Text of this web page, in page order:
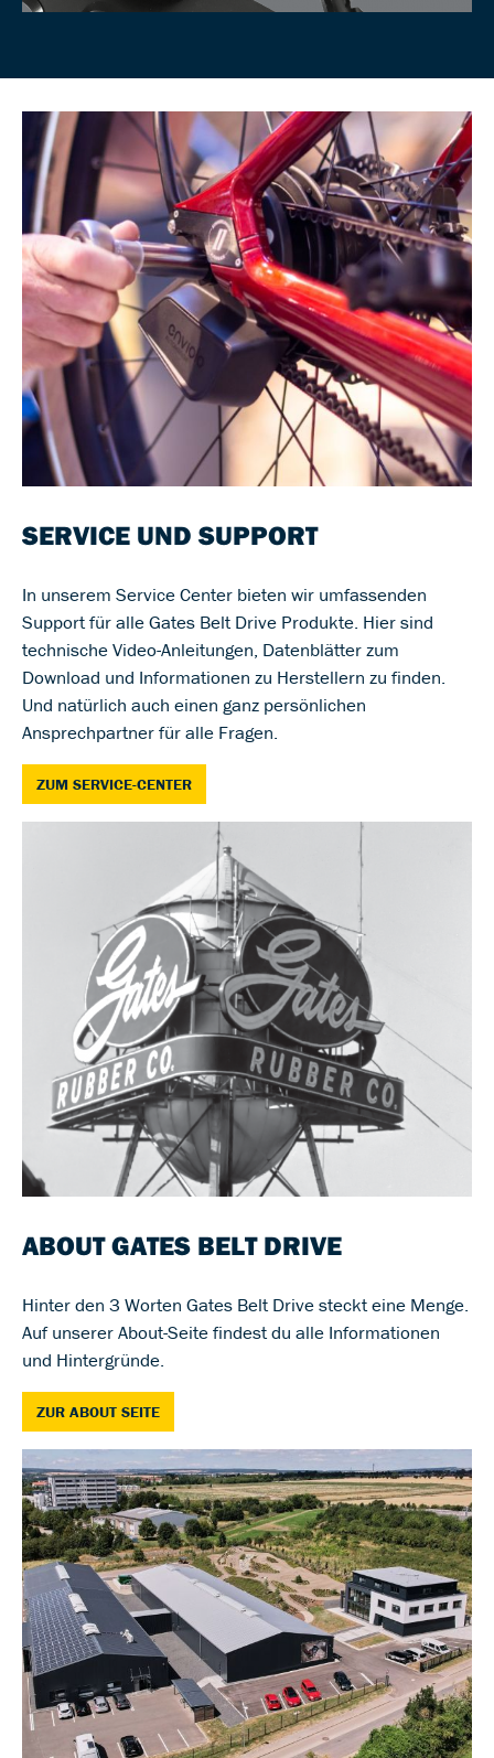
SERVICE UND SUPPORT
In unserem Service Center bieten wir umfassenden
Support für alle Gates Belt Drive Produkte. Hier sind
technische Video-Anleitungen, Datenblätter zum
Download und Informationen zu Herstellern zu finden.
Und natürlich auch einen ganz persönlichen
Ansprechpartner für alle Fragen.
ZUM SERVICE-CENTER
ABOUT GATES BELT DRIVE
Hinter den 3 Worten Gates Belt Drive steckt eine Menge.
Auf unserer About-Seite findest du alle Informationen
und Hintergründe.
ZUR ABOUT SEITE